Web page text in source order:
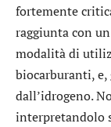
fortemente
raggiunta con
modalità di
biocarburanti,
dall’idrogeno.
interpretandolo